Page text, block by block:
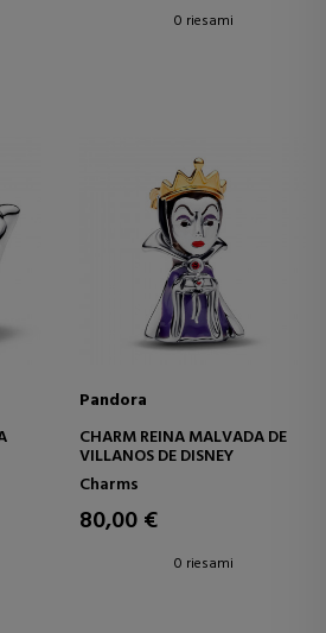
0 riesami
Pandora
CHARM REINA MALVADA DE
VILLANOS DE DISNEY
Charms
80,00 €
0 riesami